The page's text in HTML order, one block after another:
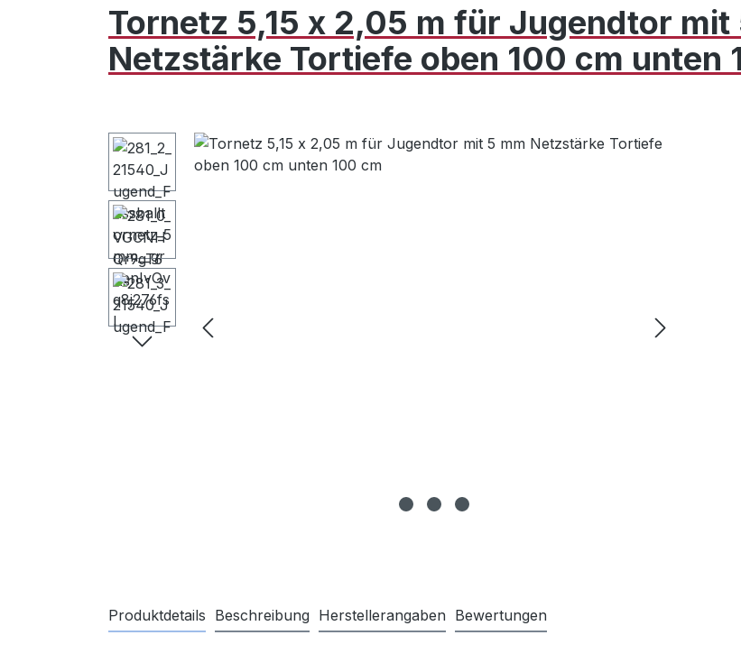
Tornetz 5,15 x 2,05 m für Jugendtor mit
Netzstärke Tortiefe oben 100 cm unten
Bildergalerie überspringen
Produktdetails Beschreibung Herstellerangaben Bewertungen